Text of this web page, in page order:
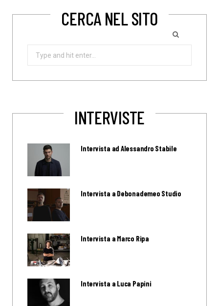
CERCA NEL SITO
INTERVISTE
Intervista ad Alessandro Stabile
Intervista a Debonademeo Studio
Intervista a Marco Ripa
Intervista a Luca Papini